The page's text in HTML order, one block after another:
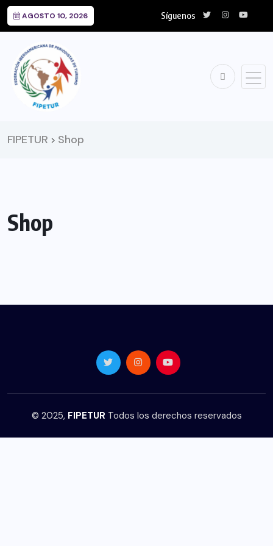
AGOSTO 10, 2026 Síguenos
FIPETUR > Shop
Shop
© 2025, FIPETUR Todos los derechos reservados